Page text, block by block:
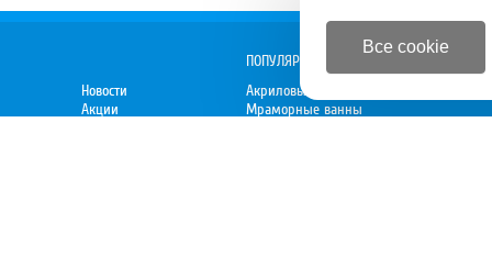
Новости
Акции
ПОПУЛЯРНОЕ
Акриловые ванны
Мраморные ванны
Все cookie